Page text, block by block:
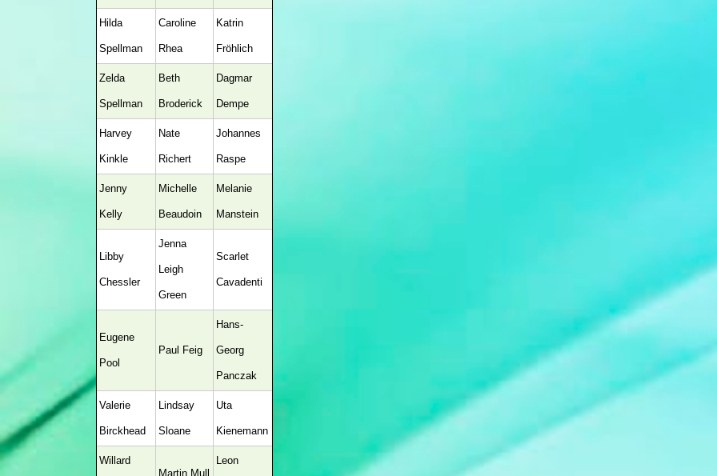
Hilda
Spellman
Caroline
Rhea
Katrin
Fröhlich
Zelda
Spellman
Beth
Broderick
Dagmar
Dempe
Harvey
Kinkle
Nate
Richert
Johannes
Raspe
Jenny
Kelly
Michelle
Beaudoin
Melanie
Manstein
Libby
Chessler
Jenna
Leigh
Green
Scarlet
Cavadenti
Eugene
Pool
Paul Feig
Hans-
Georg
Panczak
Valerie
Birckhead
Lindsay
Sloane
Uta
Kienemann
Willard
Martin Mull
Leon